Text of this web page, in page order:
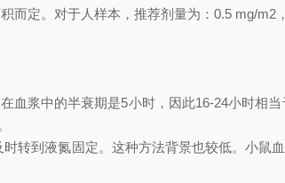
而定。对于人样本，推荐剂量为：0.5 mg/m2
浆中的半衰期是5小时，因此16-24小时相
转到液氮固定。这种方法背景也较低。小鼠